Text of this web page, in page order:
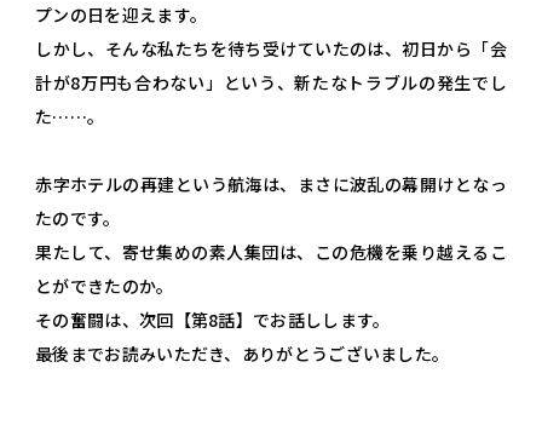
プンの日を迎えます。
しかし、そんな私たちを待ち受けていたのは、初日から「会
計が8万円も合わない」という、新たなトラブルの発生でし
た……。
赤字ホテルの再建という航海は、まさに波乱の幕開けとなっ
たのです。
果たして、寄せ集めの素人集団は、この危機を乗り越えるこ
とができたのか。
その奮闘は、次回【第8話】でお話しします。
最後までお読みいただき、ありがとうございました。